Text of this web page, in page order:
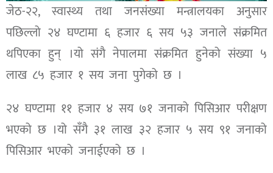
जेठ-२२, स्वास्थ्य तथा जनसंख्या मन्त्रालयका अनुसार
पछिल्लो २४ घण्टामा ६ हजार ६ सय ५३ जनाले संक्रमित
थपिएका हुन् ।यो संगै नेपालमा संक्रमित हुनेको संख्या ५
लाख ८५ हजार १ सय जना पुगेको छ ।
२४ घण्टामा ११ हजार ४ सय ७१ जनाको पिसिआर परीक्षण
भएको छ ।यो सँगै ३१ लाख ३२ हजार ५ सय ९१ जनाको
पिसिआर भएको जनाईएको छ ।